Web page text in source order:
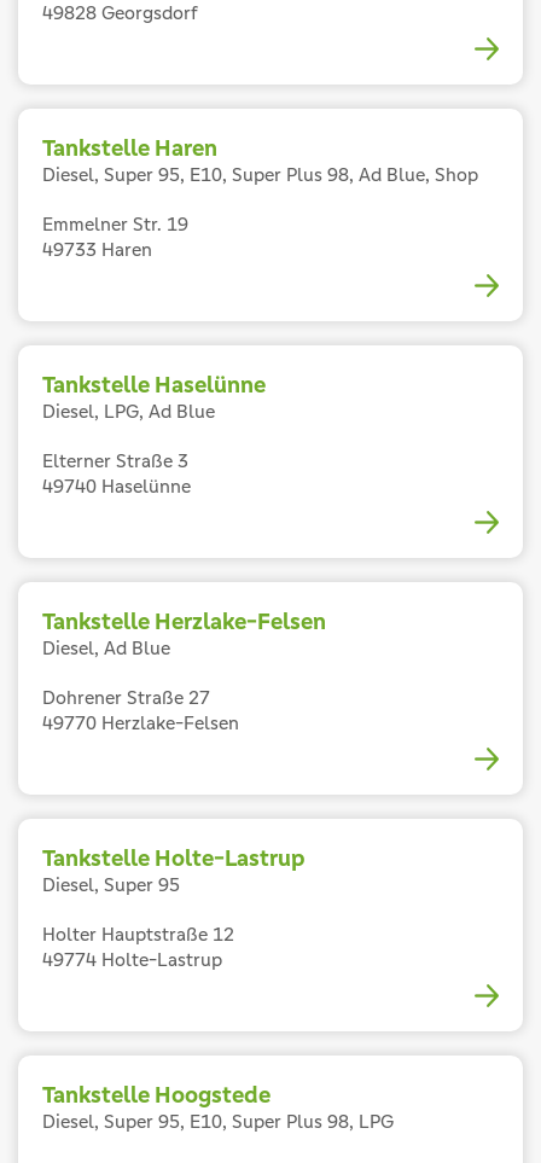
49828 Georgsdorf
Tankstelle Haren
Diesel, Super 95, E10, Super Plus 98, Ad Blue, Shop
Emmelner Str. 19
49733 Haren
Tankstelle Haselünne
Diesel, LPG, Ad Blue
Elterner Straße 3
49740 Haselünne
Tankstelle Herzlake-Felsen
Diesel, Ad Blue
Dohrener Straße 27
49770 Herzlake-Felsen
Tankstelle Holte-Lastrup
Diesel, Super 95
Holter Hauptstraße 12
49774 Holte-Lastrup
Tankstelle Hoogstede
Diesel, Super 95, E10, Super Plus 98, LPG